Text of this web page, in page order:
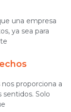
una empresa
ya sea para
proporciona a
Solo